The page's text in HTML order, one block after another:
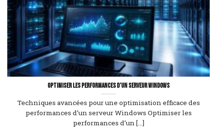
Optimiser les performances d’un serveur Windows
Techniques avancées pour une optimisation efficace des
performances d’un serveur Windows Optimiser les
performances d’un [...]